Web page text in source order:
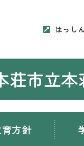
はっし
荘市立
方針